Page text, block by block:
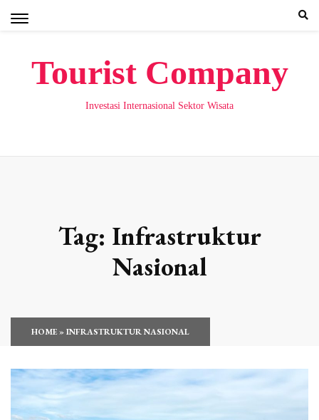
Tourist Company
Investasi Internasional Sektor Wisata
Tag: Infrastruktur
Nasional
HOME»INFRASTRUKTUR NASIONAL